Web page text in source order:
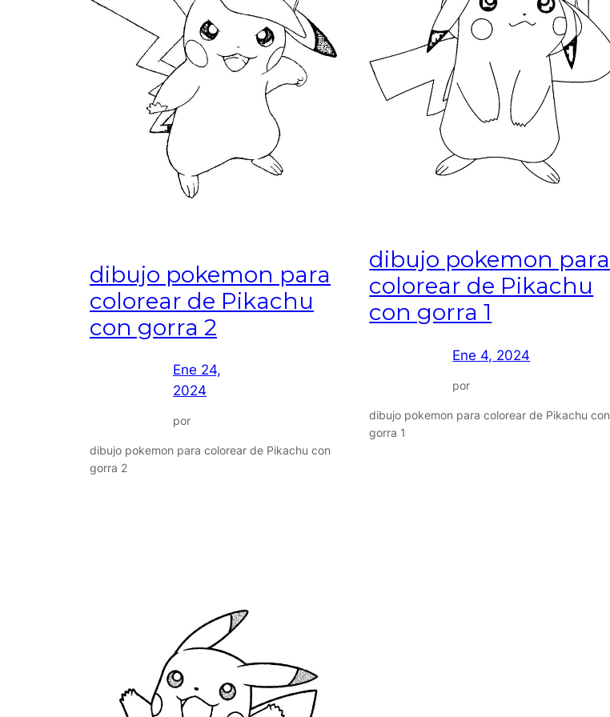
dibujo pokemon para
colorear de Pikachu
con gorra 2
Ene 24,
2024
por
dibujo pokemon para colorear de Pikachu con
gorra 2
dibujo pokemon para
colorear de Pikachu
con gorra 1
Ene 4, 2024
por
dibujo pokemon para colorear de Pikachu con
gorra 1